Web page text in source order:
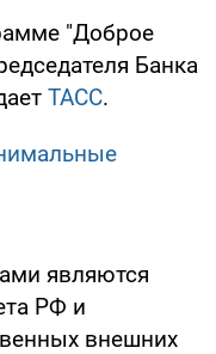
"Доброе
Банка
ТАСС.
являются
РФ и
внешних